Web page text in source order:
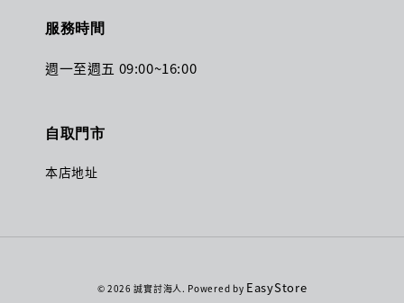
服務時間
週一至週五 09:00~16:00
自取門市
本店地址
© 2026 誠實討海人. Powered by EasyStore